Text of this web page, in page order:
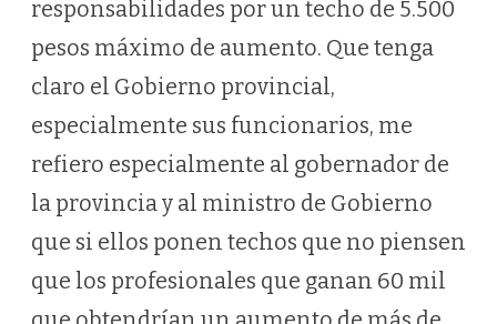
responsabilidades por un techo de 5.500
pesos máximo de aumento. Que tenga
claro el Gobierno provincial,
especialmente sus funcionarios, me
refiero especialmente al gobernador de
la provincia y al ministro de Gobierno
que si ellos ponen techos que no piensen
que los profesionales que ganan 60 mil